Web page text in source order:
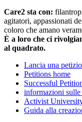
Care2 sta con:
agitatori, appassionati
coloro che amano
È a loro che ci
al quadrato.
Lancia una
Petitions home
Successful
informazioni
Activist
Guida alla